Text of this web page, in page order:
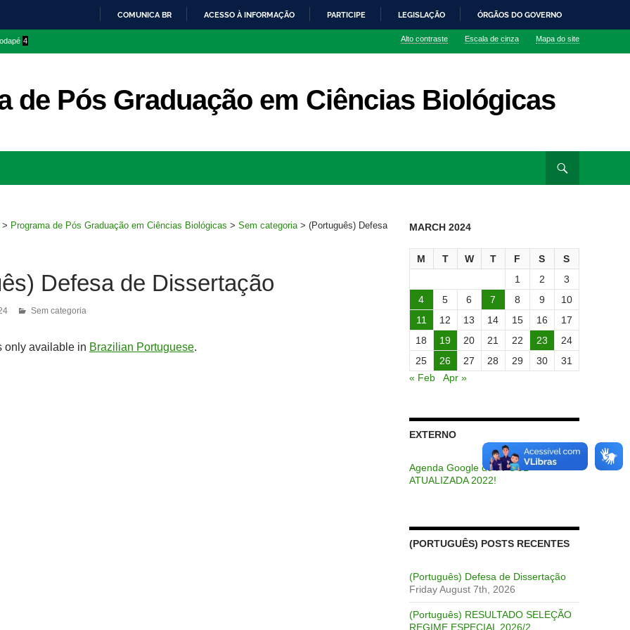
O
COMUNICA BR ACESSO À INFORMAÇÃO PARTICIPE LEGISLAÇÃO ÓRGÃOS DO GOVERNO
4 Alto contraste Escala de cinza Mapa do site
de Pós Graduação em Ciências Biológicas
> Programa de Pós Graduação em Ciências Biológicas > Sem categoria > (Português) Defesa
Defesa de Dissertação
Sem categoria
only available in Brazilian Portuguese.
MARCH 2024
M T W T F S
S
1
2
3
4
5 6 7 8 9
10
11
12 13 14 15 16
17
18
19 20 21 22 23
24
25
26 27 28 29 30
31
« Feb
Apr »
EXTERNO
Agenda Google do PPGCB –
ATUALIZADA 2022!
(PORTUGUÊS) POSTS RECENTES
(Português) Defesa de Dissertação
Friday August 7th, 2026
(Português) RESULTADO SELEÇÃO
REGIME ESPECIAL 2026/2